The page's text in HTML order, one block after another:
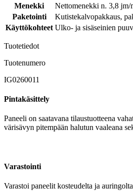
Menekki
Nettomenekki n. 3,8 jm/
Paketointi
Kutistekalvopakkaus,
Käyttökohteet Ulko- ja sisäseinien
Tuotetiedot
Tuotenumero
IG0260011
Pintakäsittely
Paneeli on saatavana tilaustuotteena
värisävyn pitempään halutun vaaleana
Varastointi
Varastoi paneelit kosteudelta ja